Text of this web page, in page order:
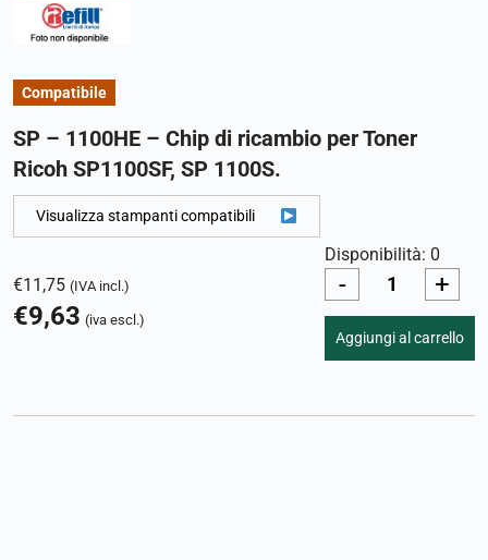
Compatibile
SP – 1100HE – Chip di ricambio per Toner
Ricoh SP1100SF, SP 1100S.
Visualizza stampanti compatibili
€11,75 (IVA incl.)
€9,63 (iva escl.)
Disponibilità: 0
- +
Aggiungi al carrello